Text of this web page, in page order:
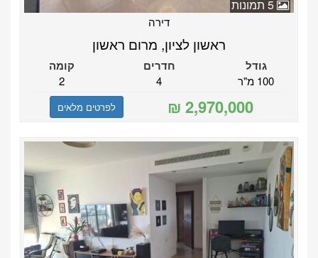
דירה
ראשון לציון, מרום ראשון
גודל
100 מ"ר
חדרים
4
קומה
2
לפרטים מלאים